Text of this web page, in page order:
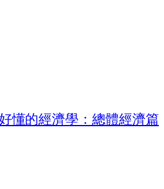
懂的經濟學：總體經濟篇